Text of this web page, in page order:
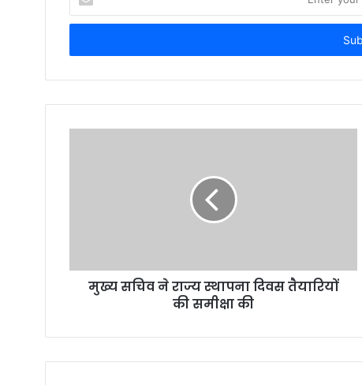
your
Email
मुख्य सचिव ने राज्य स्थापना दिवस तैयारियों
की समीक्षा की